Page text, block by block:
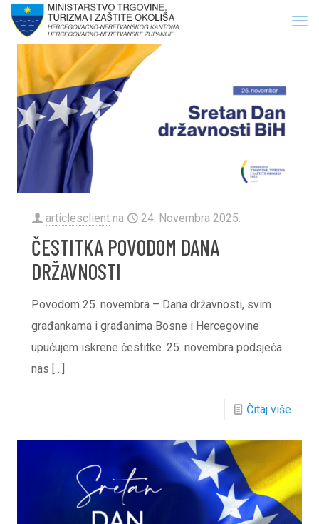
articlesclient na 24. Novembra 2025.
ČESTITKA POVODOM DANA
DRŽAVNOSTI
Povodom 25. novembra – Dana državnosti, svim
građankama i građanima Bosne i Hercegovine
upućujem iskrene čestitke. 25. novembra podsjeća
nas […]
Čitaj više